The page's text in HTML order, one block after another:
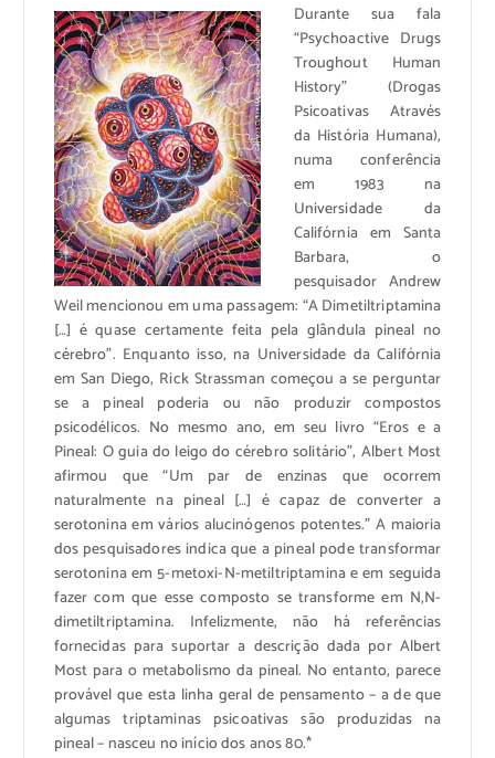
Durante sua fala
“Psychoactive Drugs
Troughout Human
History” (Drogas
Psicoativas Através
da História Humana),
numa conferência
em 1983 na
Universidade da
Califórnia em Santa
Barbara, o
pesquisador Andrew
Weil mencionou em uma passagem: “A Dimetiltriptamina
[…] é quase certamente feita pela glândula pineal no
cérebro”. Enquanto isso, na Universidade da Califórnia
em San Diego, Rick Strassman começou a se perguntar
se a pineal poderia ou não produzir compostos
psicodélicos. No mesmo ano, em seu livro “Eros e a
Pineal: O guia do leigo do cérebro solitário”, Albert Most
afirmou que “Um par de enzinas que ocorrem
naturalmente na pineal […] é capaz de converter a
serotonina em vários alucinógenos potentes.” A maioria
dos pesquisadores indica que a pineal pode transformar
serotonina em 5-metoxi-N-metiltriptamina e em seguida
fazer com que esse composto se transforme em N,N-
dimetiltriptamina. Infelizmente, não há referências
fornecidas para suportar a descrição dada por Albert
Most para o metabolismo da pineal. No entanto, parece
provável que esta linha geral de pensamento – a de que
algumas triptaminas psicoativas são produzidas na
pineal – nasceu no início dos anos 80.*